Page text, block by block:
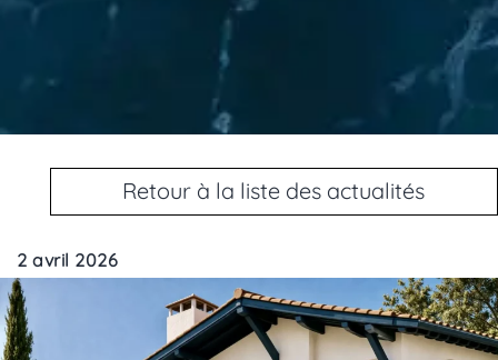
Retour à la liste des actualités
2 avril 2026